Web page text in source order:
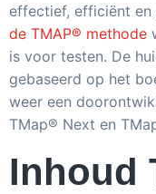
effectief, efficiënt
de TMAP® methode
is voor testen. De
gebaseerd op het
weer een
TMap® Next en
Inhoud